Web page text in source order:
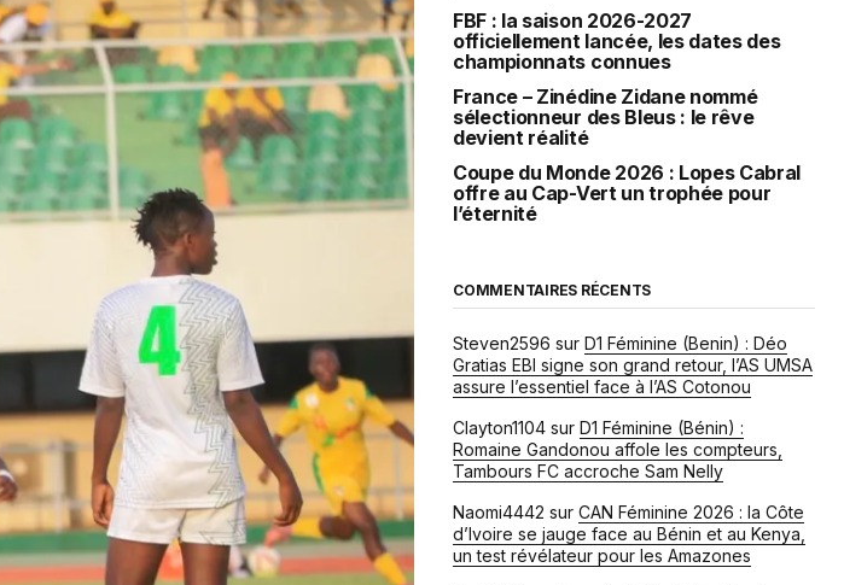
FBF : la saison 2026-2027
officiellement lancée, les dates des
championnats connues
France – Zinédine Zidane nommé
sélectionneur des Bleus : le rêve
devient réalité
Coupe du Monde 2026 : Lopes Cabral
offre au Cap-Vert un trophée pour
l’éternité
COMMENTAIRES RÉCENTS
Steven2596 sur D1 Féminine (Benin) : Déo
Gratias EBI signe son grand retour, l’AS UMSA
assure l’essentiel face à l’AS Cotonou
Clayton1104 sur D1 Féminine (Bénin) :
Romaine Gandonou affole les compteurs,
Tambours FC accroche Sam Nelly
Naomi4442 sur CAN Féminine 2026 : la Côte
d’Ivoire se jauge face au Bénin et au Kenya,
un test révélateur pour les Amazones